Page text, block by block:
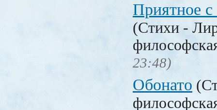
Приятное
(Стихи -
23:48)
Обонато